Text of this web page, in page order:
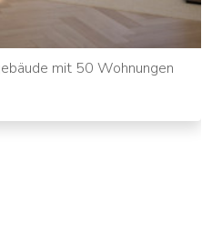
mit 50 Wohnungen